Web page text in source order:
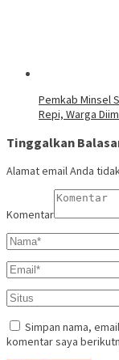
Pemkab Minsel
Repi, Warga
Tinggalkan
Alamat email Anda
Komentar
Simpan nama,
komentar saya